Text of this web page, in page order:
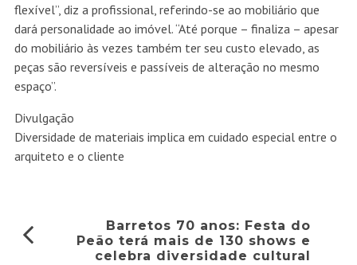
flexível”, diz a profissional, referindo-se ao mobiliário que
dará personalidade ao imóvel. “Até porque – finaliza – apesar
do mobiliário às vezes também ter seu custo elevado, as
peças são reversíveis e passíveis de alteração no mesmo
espaço”.
Divulgação
Diversidade de materiais implica em cuidado especial entre o
arquiteto e o cliente
Barretos 70 anos: Festa do
Peão terá mais de 130 shows e
celebra diversidade cultural